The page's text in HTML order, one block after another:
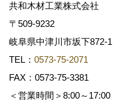
共和木材工業株式会社
〒509-9232
岐阜県中津川市坂下872‐1
TEL： 0573-75-2071
FAX：0573-75-3381
＜営業時間＞8:00～17:00